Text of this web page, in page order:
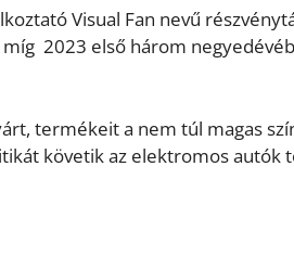
Visual Fan nevű
2023 első három
termékeit a nem túl magas
követik az elektromos autók